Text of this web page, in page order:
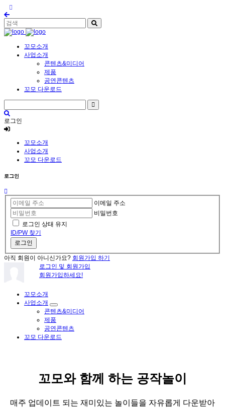
꼬모소개
사업소개
콘텐츠&미디어
제품
공연콘텐츠
꼬모 다운로드
로그인
꼬모소개
사업소개
꼬모 다운로드
로그인
이메일 주소
비밀번호
로그인 상태 유지
ID/PW 찾기
로그인
아직 회원이 아니신가요? 회원가입 하기
로그인 및 회원가입
회원가입하세요!
꼬모소개
사업소개
콘텐츠&미디어
제품
공연콘텐츠
꼬모 다운로드
Como and Play
꼬모와 함께 하는 공작놀이
매주 업데이트 되는 재미있는 놀이들을 자유롭게 다운받아